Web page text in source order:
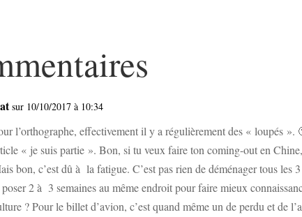
sur 10/10/2017 à 10:34
l’orthographe, effectivement il y a régulièrement des « loupés ».
« je suis partie ». Bon, si tu veux faire ton coming-out en
bon, c’est dû à la fatigue. C’est pas rien de déménager tous les
poser 2 à 3 semaines au même endroit pour faire mieux
? Pour le billet d’avion, c’est quand même un de perdu et de